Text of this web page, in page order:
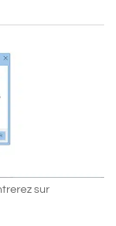
sur